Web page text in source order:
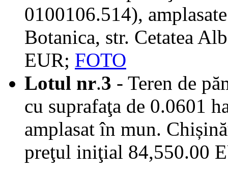
0100106.514),
Botanica, str. Cetatea
EUR; FOTO
Lotul nr.3 - Teren de
cu suprafaţa de 0.0601
amplasat în mun.
preţul iniţial 84,550.00